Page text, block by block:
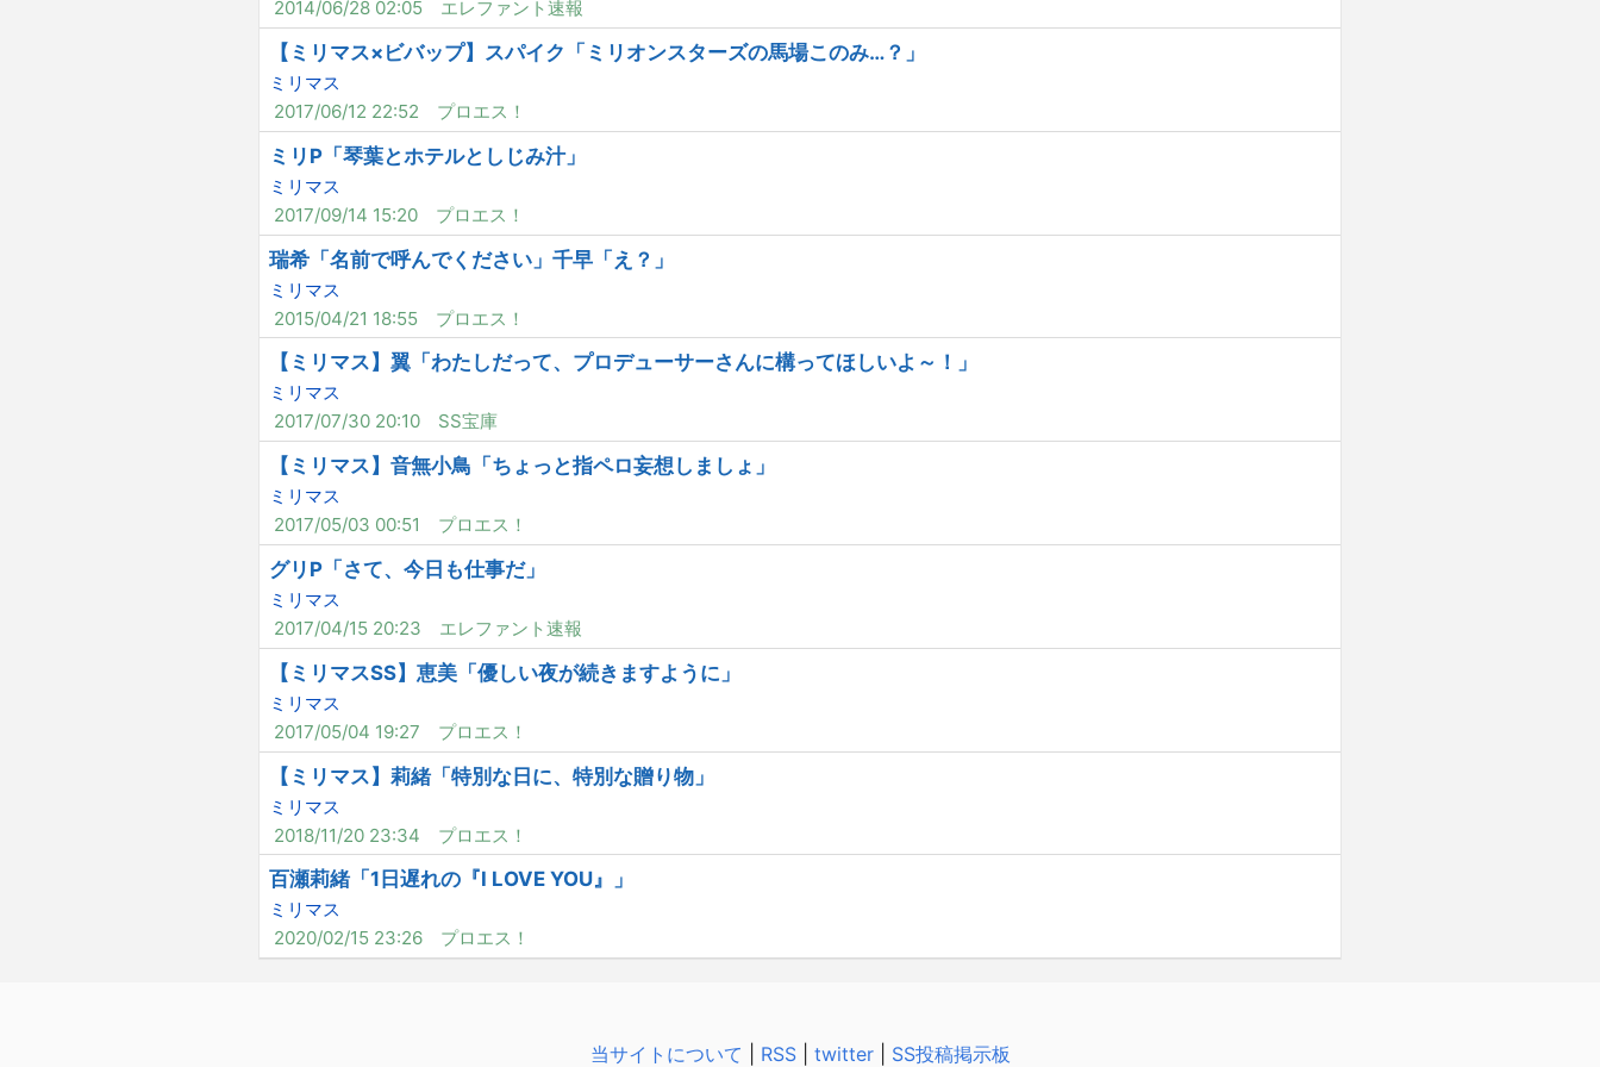
2014/06/28 02:05 エレファント速報
【ミリマス×ビバップ】スパイク「ミリオンスターズの馬場このみ…？」
ミリマス
2017/06/12 22:52
プロエス！
ミリP「琴葉とホテルとしじみ汁」
ミリマス
2017/09/14 15:20
プロエス！
瑞希「名前で呼んでください」千早「え？」
ミリマス
2015/04/21 18:55
プロエス！
【ミリマス】翼「わたしだって、プロデューサーさんに構ってほしいよ～！」
ミリマス
2017/07/30 20:10
SS宝庫
【ミリマス】音無小鳥「ちょっと指ペロ妄想しましょ」
ミリマス
2017/05/03 00:51
プロエス！
グリP「さて、今日も仕事だ」
ミリマス
2017/04/15 20:23
エレファント速報
【ミリマスSS】恵美「優しい夜が続きますように」
ミリマス
2017/05/04 19:27
プロエス！
【ミリマス】莉緒「特別な日に、特別な贈り物」
ミリマス
2018/11/20 23:34
プロエス！
百瀬莉緒「1日遅れの『I LOVE YOU』」
ミリマス
2020/02/15 23:26
プロエス！
当サイトについて RSS| twitter| SS投稿掲示板